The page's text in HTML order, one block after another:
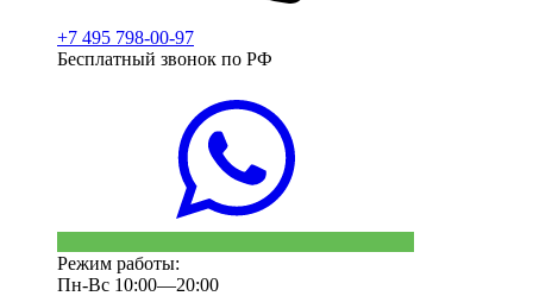
+7 495 798-00-97
Бесплатный звонок по РФ
Режим работы:
Пн-Вс 10:00—20:00